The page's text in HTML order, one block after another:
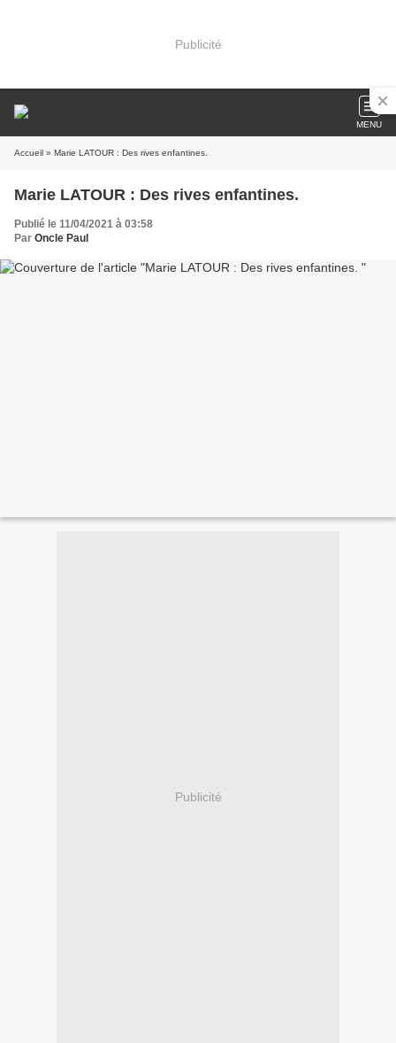
Publicité
MENU
Accueil » Marie LATOUR : Des rives enfantines.
Marie LATOUR : Des rives enfantines.
Publié le 11/04/2021 à 03:58
Par Oncle Paul
Publicité